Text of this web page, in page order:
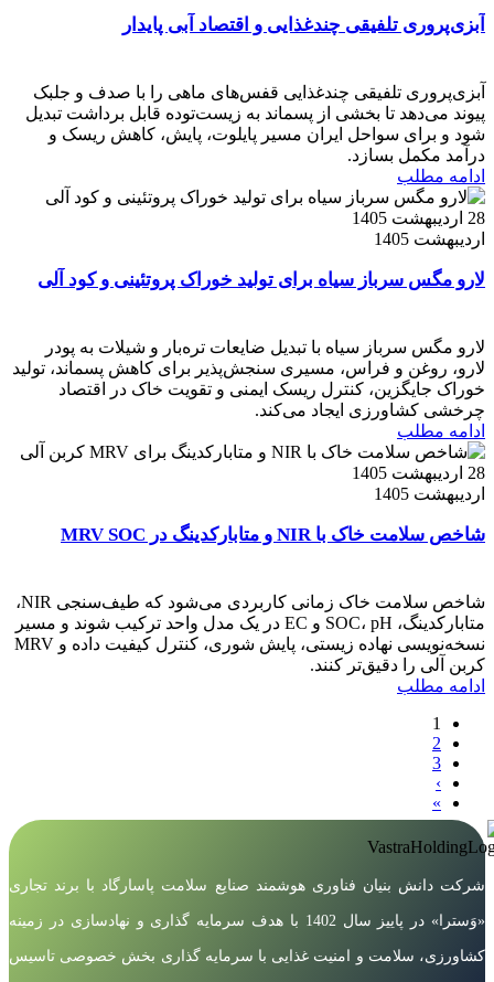
آبزی‌پروری تلفیقی چندغذایی و اقتصاد آبی پایدار
آبزی‌پروری تلفیقی چندغذایی قفس‌های ماهی را با صدف و جلبک
پیوند می‌دهد تا بخشی از پسماند به زیست‌توده قابل برداشت تبدیل
شود و برای سواحل ایران مسیر پایلوت، پایش، کاهش ریسک و
درآمد مکمل بسازد.
ادامه مطلب
28 اردیبهشت 1405
اردیبهشت 1405
لارو مگس سرباز سیاه برای تولید خوراک پروتئینی و کود آلی
لارو مگس سرباز سیاه با تبدیل ضایعات تره‌بار و شیلات به پودر
لارو، روغن و فراس، مسیری سنجش‌پذیر برای کاهش پسماند، تولید
خوراک جایگزین، کنترل ریسک ایمنی و تقویت خاک در اقتصاد
چرخشی کشاورزی ایجاد می‌کند.
ادامه مطلب
28 اردیبهشت 1405
اردیبهشت 1405
شاخص سلامت خاک با NIR و متابارکدینگ در MRV SOC
شاخص سلامت خاک زمانی کاربردی می‌شود که طیف‌سنجی NIR،
متابارکدینگ، SOC، pH و EC در یک مدل واحد ترکیب شوند و مسیر
نسخه‌نویسی نهاده زیستی، پایش شوری، کنترل کیفیت داده و MRV
کربن آلی را دقیق‌تر کنند.
ادامه مطلب
1
2
3
›
»
شرکت دانش بنیان فناوری هوشمند صنایع سلامت پاسارگاد با برند تجاری
«وَسترا» در پاییز سال 1402 با هدف سرمایه گذاری و نهادسازی در زمینه
کشاورزی، سلامت و امنیت غذایی با سرمایه گذاری بخش خصوصی تاسیس